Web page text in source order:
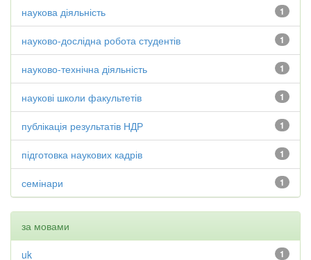
1
наукова діяльність
1
науково-дослідна робота студентів
1
науково-технічна діяльність
1
наукові школи факультетів
1
публікація результатів НДР
1
підготовка наукових кадрів
1
семінари
за мовами
1
uk